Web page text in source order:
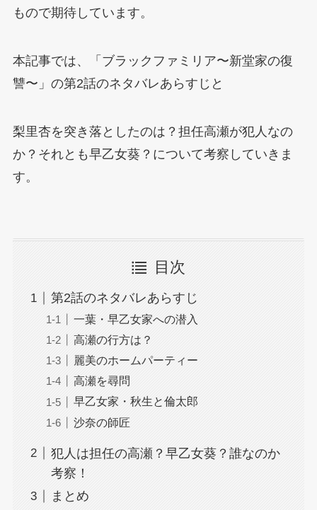
もので期待しています。
本記事では、「ブラックファミリア〜新堂家の復
讐〜」の第2話のネタバレあらすじと
梨里杏を突き落としたのは？担任高瀬が犯人なの
か？それとも早乙女葵？について考察していきま
す。
目次
第2話のネタバレあらすじ
一葉・早乙女家への潜入
高瀬の行方は？
麗美のホームパーティー
高瀬を尋問
早乙女家・秋生と倫太郎
沙奈の師匠
犯人は担任の高瀬？早乙女葵？誰なのか
考察！
まとめ